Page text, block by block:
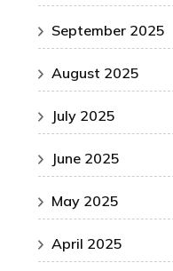
September 2025
August 2025
July 2025
June 2025
May 2025
April 2025